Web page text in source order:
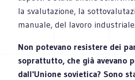
la svalutazione, la
manuale, del lavoro industriale.
Non potevano resistere dei
soprattutto, che già avevano
dall'Unione sovietica? Sono